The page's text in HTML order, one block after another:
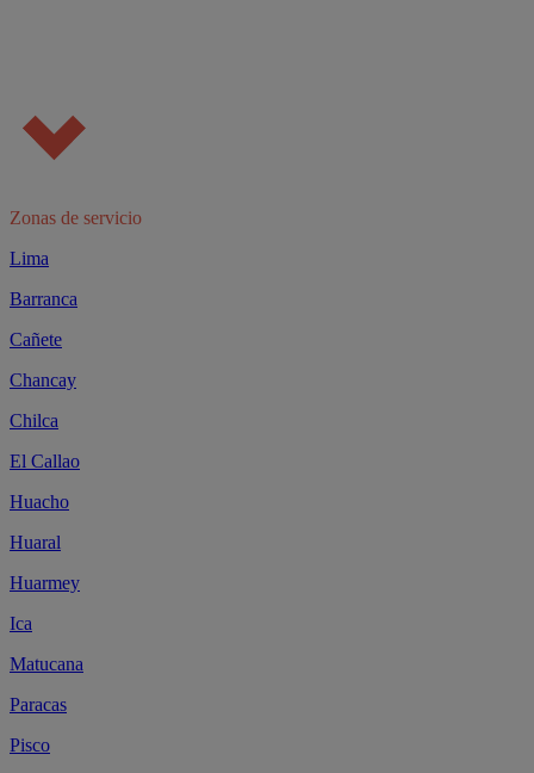
Zonas de servicio
Lima
Barranca
Cañete
Chancay
Chilca
El Callao
Huacho
Huaral
Huarmey
Ica
Matucana
Paracas
Pisco